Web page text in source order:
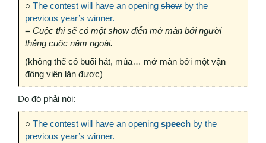
○ The contest will have an opening show by the
previous year’s winner.
= Cuộc thi sẽ có mộtshow diễn mở màn bởi người
thắng cuộc năm ngoái.
(không thể có buổi hát, múa… mở màn bởi một vận
động viên lặn được)
Do đó phải nói:
○ The contest will have an opening speech by the
previous year’s winner.